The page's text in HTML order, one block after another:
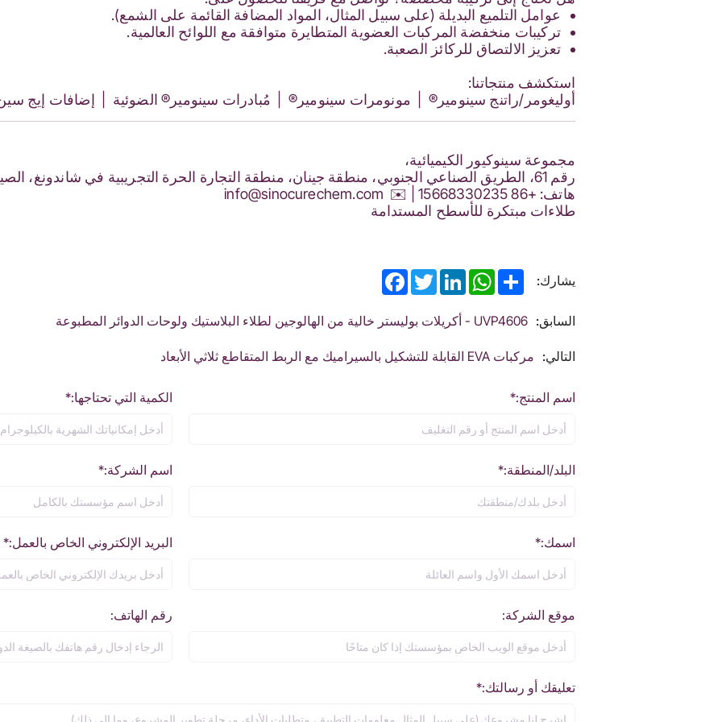
عوامل التلميع البديلة (على سبيل المثال، المواد المضافة القائمة على الشمع).
تركيبات منخفضة المركبات العضوية المتطايرة متوافقة مع اللوائح العالمية.
تعزيز الالتصاق للركائز الصعبة.
استكشف منتجاتنا:
أوليغومر/راتنج سينومير®
مونومرات سينومير® مُبادرات سينومير® الضوئية إضافات إيج
مجموعة سينوكيور الكيميائية،
رقم 61، الطريق الصناعي الجنوبي، منطقة جينان، منطقة التجارة الحرة التجريبية في شاندونغ، الصين،
هاتف: +86 15668330235
| ✉️
info@sinocurechem.com
طلاءات مبتكرة للأسطح المستدامة
يشارك: FacebookTwitterLinkedIn
WhatsAppShare
السابق: UVP4606 - أكريلات بوليستر خالية من الهالوجين لطلاء البلاستيك ولوحات الدوائر المطبوعة
التالي: مركبات EVA القابلة للتشكيل بالسيراميك مع الربط المتقاطع ثلاثي الأبعاد
اسم المنتج:* الكمية التي تحتاجها:*
البلد/المنطقة:* اسم الشركة:*
اسمك:* البريد الإلكتروني الخاص بالعمل:*
موقع الشركة: رقم الهاتف:
تعليقك أو رسالتك:*